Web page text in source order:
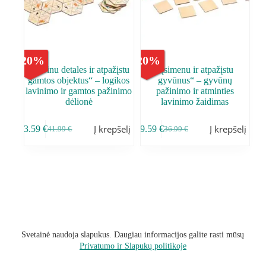
Svetainė naudoja slapukus. Daugiau informacijos galite rasti mūsų
Privatumo ir Slapukų politikoje
20%
„Derinu detales ir atpažįstu
gamtos objektus“ – logikos
lavinimo ir gamtos pažinimo
dėlionė
41.99€
33.59€ Į krepšelį
20%
„Įsimenu ir atpažįstu
gyvūnus“ – gyvūnų
pažinimo ir atminties
lavinimo žaidimas
36.99€
29.59 € Į krepšelį
Sąlygos ir taisyklės
Privatumo Politika